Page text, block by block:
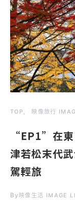
TOP 映像旅行
“EP1”在
津若松末代
駕輕旅
By 映像生活 IMAGE